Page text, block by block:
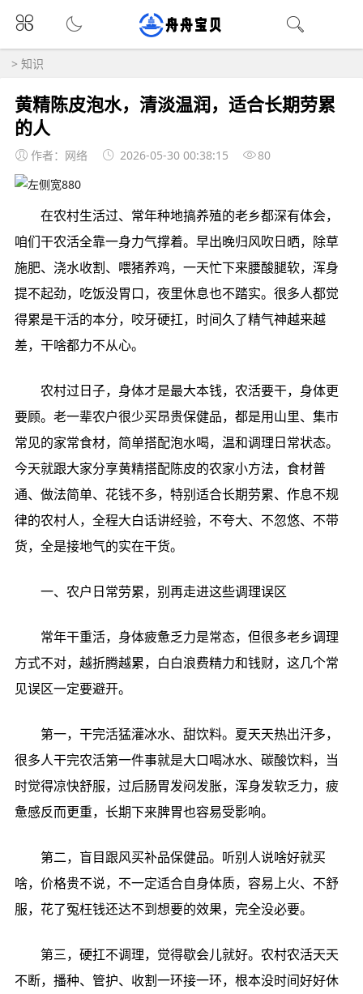
> 知识
黄精陈皮泡水，清淡温润，适合长期劳累
的人
作者：网络 2026-05-30 00:38:15 80
在农村生活过、常年种地搞养殖的老乡都深有体会，
咱们干农活全靠一身力气撑着。早出晚归风吹日晒，除草
施肥、浇水收割、喂猪养鸡，一天忙下来腰酸腿软，浑身
提不起劲，吃饭没胃口，夜里休息也不踏实。很多人都觉
得累是干活的本分，咬牙硬扛，时间久了精气神越来越
差，干啥都力不从心。
农村过日子，身体才是最大本钱，农活要干，身体更
要顾。老一辈农户很少买昂贵保健品，都是用山里、集市
常见的家常食材，简单搭配泡水喝，温和调理日常状态。
今天就跟大家分享黄精搭配陈皮的农家小方法，食材普
通、做法简单、花钱不多，特别适合长期劳累、作息不规
律的农村人，全程大白话讲经验，不夸大、不忽悠、不带
货，全是接地气的实在干货。
一、农户日常劳累，别再走进这些调理误区
常年干重活，身体疲惫乏力是常态，但很多老乡调理
方式不对，越折腾越累，白白浪费精力和钱财，这几个常
见误区一定要避开。
第一，干完活猛灌冰水、甜饮料。夏天天热出汗多，
很多人干完农活第一件事就是大口喝冰水、碳酸饮料，当
时觉得凉快舒服，过后肠胃发闷发胀，浑身发软乏力，疲
惫感反而更重，长期下来脾胃也容易受影响。
第二，盲目跟风买补品保健品。听别人说啥好就买
啥，价格贵不说，不一定适合自身体质，容易上火、不舒
服，花了冤枉钱还达不到想要的效果，完全没必要。
第三，硬扛不调理，觉得歇会儿就好。农村农活天天
不断，播种、管护、收割一环接一环，根本没时间好好休